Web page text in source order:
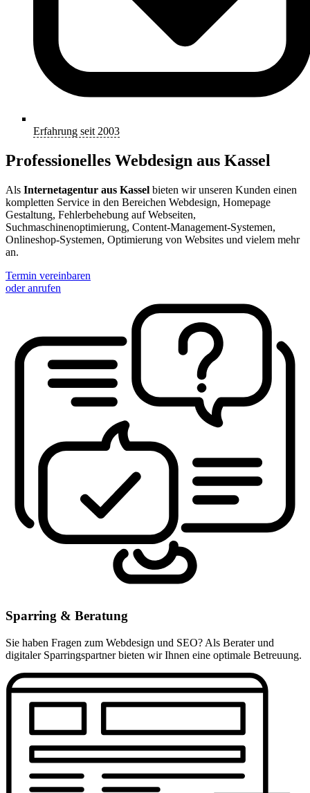
Erfahrung seit 2003
Professionelles Webdesign aus Kassel
Als Internetagentur aus Kassel bieten wir unseren Kunden einen
kompletten Service in den Bereichen Webdesign, Homepage
Gestaltung, Fehlerbehebung auf Webseiten,
Suchmaschinenoptimierung, Content-Management-Systemen,
Onlineshop-Systemen, Optimierung von Websites und vielem mehr
an.
Termin vereinbaren
oder anrufen
Sparring & Beratung
Sie haben Fragen zum Webdesign und SEO? Als Berater und
digitaler Sparringspartner bieten wir Ihnen eine optimale Betreuung.